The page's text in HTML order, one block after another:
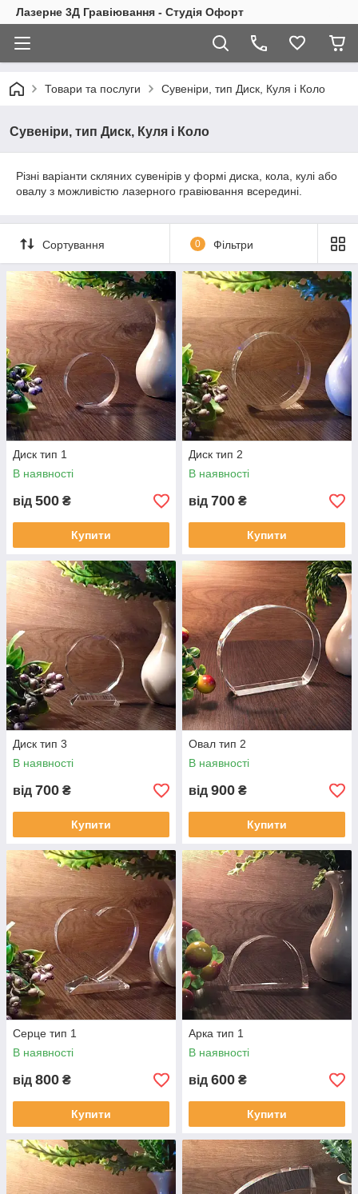
Лазерне 3Д Гравіювання - Студія Офорт
Товари та послуги Сувеніри, тип Диск, Куля і Коло
Сувеніри, тип Диск, Куля і Коло
Різні варіанти скляних сувенірів у формі диска, кола, кулі або
овалу з можливістю лазерного гравіювання всередині.
Сортування 0 Фільтри
Диск тип 1
В наявності
від 500 ₴
Купити
Диск тип 2
В наявності
від 700 ₴
Купити
Диск тип 3
В наявності
від 700 ₴
Купити
Овал тип 2
В наявності
від 900 ₴
Купити
Серце тип 1
В наявності
від 800 ₴
Купити
Арка тип 1
В наявності
від 600 ₴
Купити